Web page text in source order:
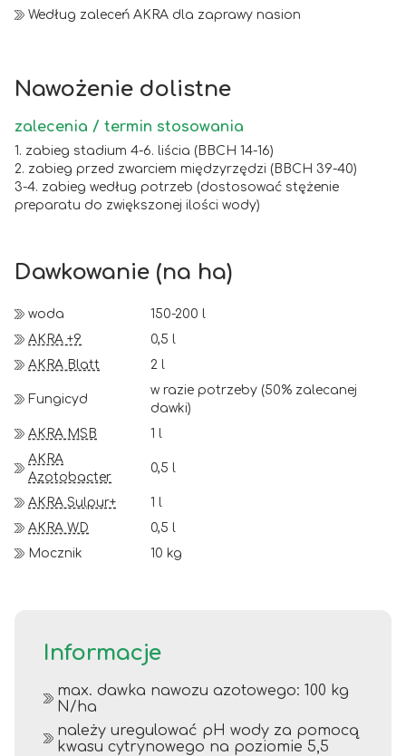
Według zaleceń AKRA dla zaprawy nasion
Nawożenie dolistne
zalecenia / termin stosowania
1. zabieg stadium 4-6. liścia (BBCH 14-16)
2. zabieg przed zwarciem międzyrzędzi (BBCH 39-40)
3-4. zabieg według potrzeb (dostosować stężenie
preparatu do zwiększonej ilości wody)
Dawkowanie (na ha)
woda
150-200 l
AKRA +9
0,5 l
AKRA Blatt
2 l
Fungicyd
w razie potrzeby (50% zalecanej
dawki)
AKRA MSB
1 l
AKRA
Azotobacter
0,5 l
AKRA Sulpur+
1 l
AKRA WD
0,5 l
Mocznik
10 kg
Informacje
max. dawka nawozu azotowego: 100 kg
N/ha
należy uregulować pH wody za pomocą
kwasu cytrynowego na poziomie 5,5